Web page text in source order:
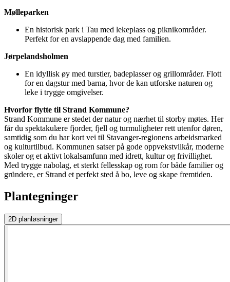
Mølleparken
En historisk park i Tau med lekeplass og piknikområder.
Perfekt for en avslappende dag med familien.
Jørpelandsholmen
En idyllisk øy med turstier, badeplasser og grillområder. Flott
for en dagstur med barna, hvor de kan utforske naturen og
leke i trygge omgivelser.
Hvorfor flytte til Strand Kommune?
Strand Kommune er stedet der natur og nærhet til storby møtes. Her
får du spektakulære fjorder, fjell og turmuligheter rett utenfor døren,
samtidig som du har kort vei til Stavanger-regionens arbeidsmarked
og kulturtilbud. Kommunen satser på gode oppvekstvilkår, moderne
skoler og et aktivt lokalsamfunn med idrett, kultur og frivillighet.
Med trygge nabolag, et sterkt fellesskap og rom for både familier og
gründere, er Strand et perfekt sted å bo, leve og skape fremtiden.
Plantegninger
2D planløsninger